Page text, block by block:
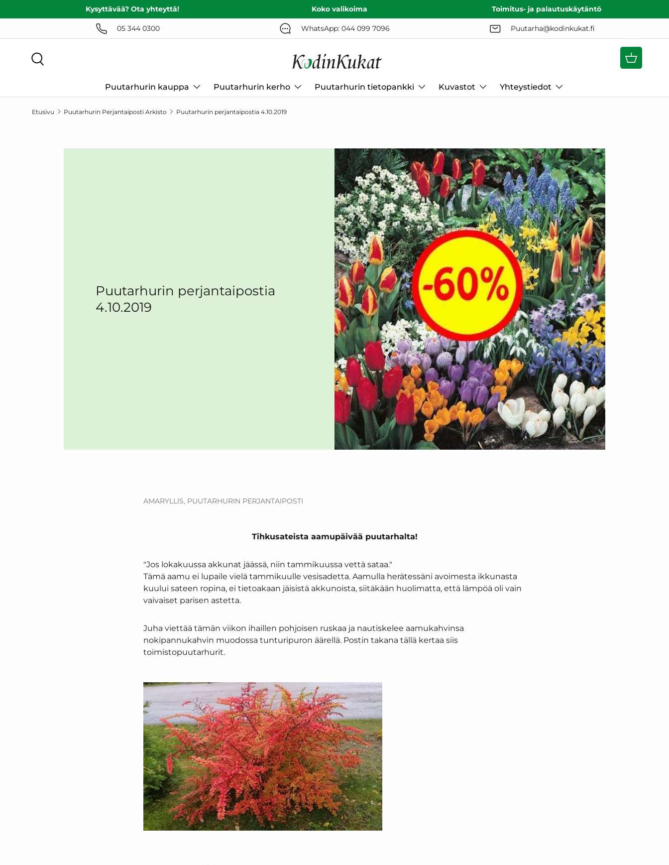
SIIRRY SISÄLTÖÖN
Kysyttävää? Ota yhteyttä! Koko valikoima Toimitus- ja palautuskäytäntö
05 344 0300 WhatsApp: 044 099 7096 Puutarha@kodinkukat.fi
Ostoskori
Puutarhurin kauppa Puutarhurin kerho Puutarhurin tietopankki Kuvastot Yhteystiedot
Etusivu Puutarhurin Perjantaiposti Arkisto Puutarhurin perjantaipostia 4.10.2019
Puutarhurin perjantaipostia
4.10.2019
AMARYLLIS, PUUTARHURIN PERJANTAIPOSTI
Tihkusateista aamupäivää puutarhalta!
"Jos lokakuussa akkunat jäässä, niin tammikuussa vettä sataa."
Tämä aamu ei lupaile vielä tammikuulle vesisadetta. Aamulla herätessäni avoimesta ikkunasta
kuului sateen ropina, ei tietoakaan jäisistä akkunoista, siitäkään huolimatta, että lämpöä oli vain
vaivaiset parisen astetta.
Juha viettää tämän viikon ihaillen pohjoisen ruskaa ja nautiskelee aamukahvinsa
nokipannukahvin muodossa tunturipuron äärellä. Postin takana tällä kertaa siis
toimistopuutarhurit.